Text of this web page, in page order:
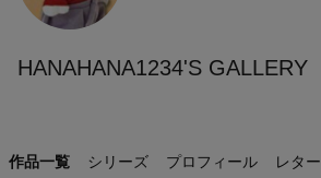
HANAHANA1234'S GALLERY
作品一覧 シリーズ プロフィール レター